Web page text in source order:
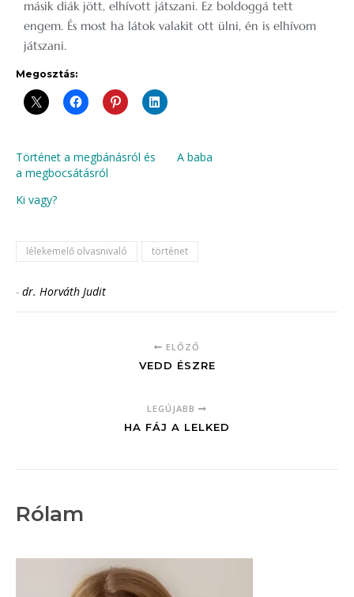
másik diák jött, elhívott játszani. Ez boldoggá tett
engem. És most ha látok valakit ott ülni, én is elhívom
játszani.
Megosztás:
Történet a megbánásról és
a megbocsátásról
A baba
Ki vagy?
lélekemelő olvasnivaló történet
- dr. Horváth Judit
ELŐZŐ
VEDD ÉSZRE
LEGÚJABB
HA FÁJ A LELKED
Rólam